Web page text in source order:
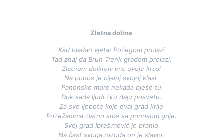
Zlatna dolina
Kad hladan vjetar Požegom prolazi
Tad znaj da Brun Trenk gradom prolazi.
Zlatnom dolinom ime svoje krasi
Na ponos je cijeloj svojoj klasi.
Panonsko more nekada bješe tu
Dok sada ljudi žitu daju posvetu.
Za sve ljepote koje ovaj grad krije
Požežanima zlatno srce sa ponosom grije.
Svoj grad Ibrašimović je branio
Na čast svoga naroda on je slavio.